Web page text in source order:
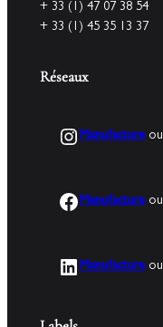
+ 33 (1) 47 07 38 54
+ 33 (1) 45 35 13 37
Réseaux
Instagram
Manufactureou
Facebook
Manufactureou
LinkedIn
Manufactureou